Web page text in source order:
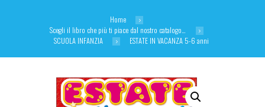
Home
Scegli il libro che più ti piace dal nostro catalogo…
SCUOLA INFANZIA
ESTATE IN VACANZA 5-6 anni